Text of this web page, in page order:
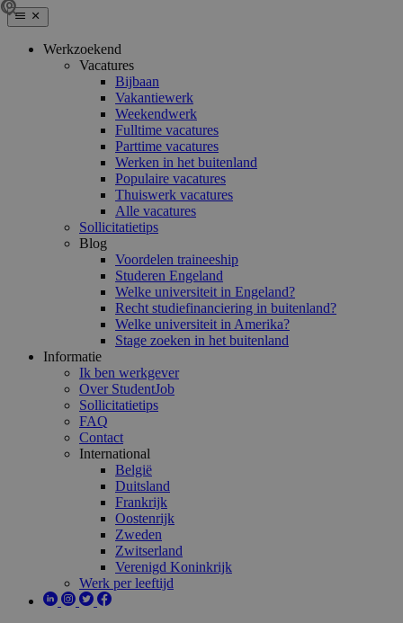
Werkzoekend
Vacatures
Bijbaan
Vakantiewerk
Weekendwerk
Fulltime vacatures
Parttime vacatures
Werken in het buitenland
Populaire vacatures
Thuiswerk vacatures
Alle vacatures
Sollicitatietips
Blog
Voordelen traineeship
Studeren Engeland
Welke universiteit in Engeland?
Recht studiefinanciering in buitenland?
Welke universiteit in Amerika?
Stage zoeken in het buitenland
Informatie
Ik ben werkgever
Over StudentJob
Sollicitatietips
FAQ
Contact
International
België
Duitsland
Frankrijk
Oostenrijk
Zweden
Zwitserland
Verenigd Koninkrijk
Werk per leeftijd